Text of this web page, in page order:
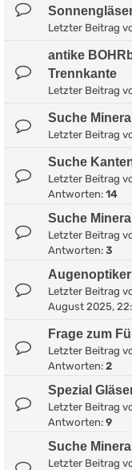
Letzter Beitrag
antike
Trennkante
Letzter Beitrag
Suche
Letzter Beitrag
Suche
Letzter Beitrag
Antworten: 14
Suche
Letzter Beitrag
Antworten: 3
Letzter Beitrag
August 2025,
Frage zum
Letzter Beitrag
Antworten: 2
Spezial
Letzter Beitrag
Antworten: 9
Suche
Letzter Beitrag